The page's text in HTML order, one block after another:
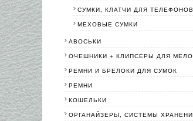
СУМКИ, КЛАТЧИ ДЛЯ ТЕЛЕФОНОВ
МЕХОВЫЕ СУМКИ
АВОСЬКИ
ОЧЕШНИКИ + КЛИПСЕРЫ ДЛЯ
РЕМНИ И БРЕЛОКИ ДЛЯ СУМОК
РЕМНИ
КОШЕЛЬКИ
ОРГАНАЙЗЕРЫ, СИСТЕМЫ